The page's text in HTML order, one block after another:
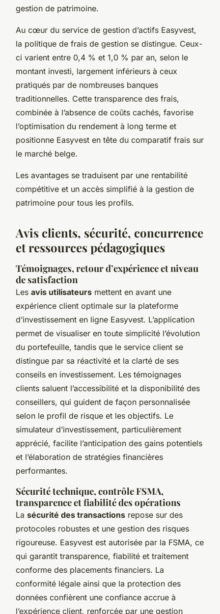
gestion de patrimoine.
Au cœur du service de gestion d’actifs Easyvest,
la politique de frais de gestion se distingue. Ceux-
ci varient entre 0,4 % et 1,0 % par an, selon le
montant investi, largement inférieurs à ceux
pratiqués par de nombreuses banques
traditionnelles. Cette transparence des frais,
combinée à l’absence de coûts cachés, favorise
l’optimisation du rendement à long terme et
positionne Easyvest en tête du comparatif frais sur
le marché belge.
Les avantages se traduisent par une rentabilité
compétitive et un accès simplifié à la gestion de
patrimoine pour tous les profils.
Avis clients, sécurité, concurrence
et ressources pédagogiques
Témoignages, retour d’expérience et niveau
de satisfaction
Les avis utilisateurs mettent en avant une
expérience client optimale sur la plateforme
d’investissement en ligne Easyvest. L’application
permet de visualiser en toute simplicité l’évolution
du portefeuille, tandis que le service client se
distingue par sa réactivité et la clarté de ses
conseils en investissement. Les témoignages
clients saluent l’accessibilité et la disponibilité des
conseillers, qui guident de façon personnalisée
selon le profil de risque et les objectifs. Le
simulateur d’investissement, particulièrement
apprécié, facilite l’anticipation des gains potentiels
et l’élaboration de stratégies financières
performantes.
Sécurité technique, contrôle FSMA,
transparence et fiabilité des opérations
La sécurité des transactions repose sur des
protocoles robustes et une gestion des risques
rigoureuse. Easyvest est autorisée par la FSMA, ce
qui garantit transparence, fiabilité et traitement
conforme des placements financiers. La
conformité légale ainsi que la protection des
données confièrent une confiance accrue à
l’expérience client, renforcée par une gestion